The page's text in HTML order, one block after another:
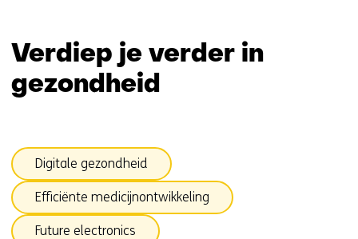
naar
navigatie
Verdiep je verder in
gezondheid
over
(onderwerpen
Digitale gezondheid
Efficiënte medicijnontwikkeling
Future electronics